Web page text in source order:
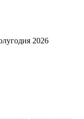
2026